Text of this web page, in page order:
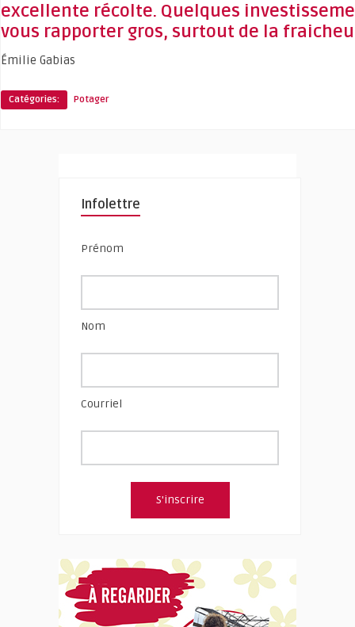
excellente récolte. Quelques
vous rapporter gros, surtout de la
Émilie Gabias
Catégories: Potager
Infolettre
Prénom
Nom
Courriel